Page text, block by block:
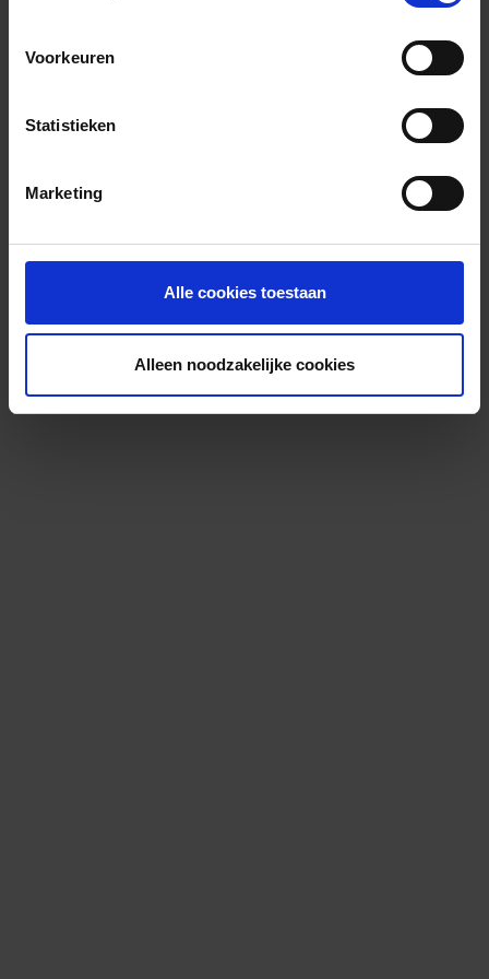
Voorkeuren
Statistieken
Marketing
Alle cookies toestaan
Alleen noodzakelijke cookies